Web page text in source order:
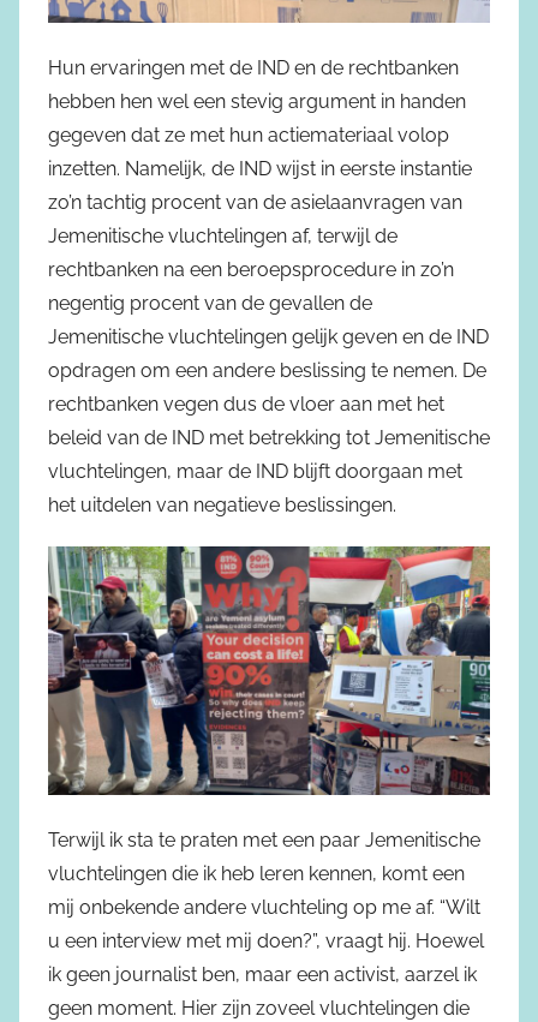
Hun ervaringen met de IND en de rechtbanken
hebben hen wel een stevig argument in handen
gegeven dat ze met hun actiemateriaal volop
inzetten. Namelijk, de IND wijst in eerste instantie
zo’n tachtig procent van de asielaanvragen van
Jemenitische vluchtelingen af, terwijl de
rechtbanken na een beroepsprocedure in zo’n
negentig procent van de gevallen de
Jemenitische vluchtelingen gelijk geven en de IND
opdragen om een andere beslissing te nemen. De
rechtbanken vegen dus de vloer aan met het
beleid van de IND met betrekking tot Jemenitische
vluchtelingen, maar de IND blijft doorgaan met
het uitdelen van negatieve beslissingen.
Terwijl ik sta te praten met een paar Jemenitische
vluchtelingen die ik heb leren kennen, komt een
mij onbekende andere vluchteling op me af. “Wilt
u een interview met mij doen?”, vraagt hij. Hoewel
ik geen journalist ben, maar een activist, aarzel ik
geen moment. Hier zijn zoveel vluchtelingen die